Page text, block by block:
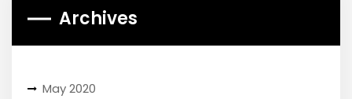
Archives
May 2020